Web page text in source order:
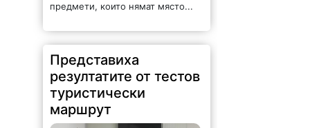
предмети, които нямат място...
Представиха
резултатите от тестов
туристически
маршрут